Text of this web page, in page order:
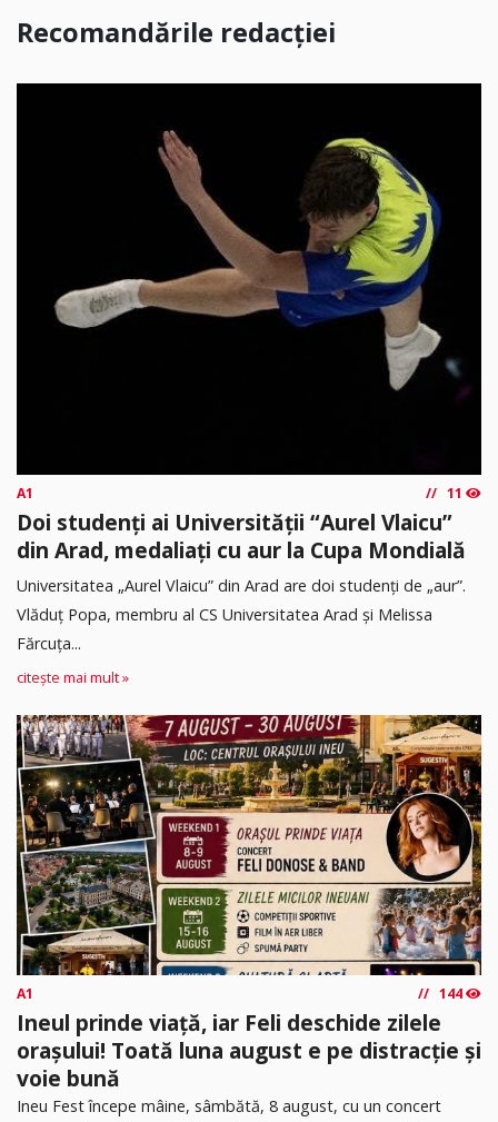
Recomandările redacției
A1 11
Doi studenți ai Universității “Aurel Vlaicu”
din Arad, medaliați cu aur la Cupa Mondială
Universitatea „Aurel Vlaicu” din Arad are doi studenți de „aur”.
Vlăduț Popa, membru al CS Universitatea Arad și Melissa
Fărcuța...
citește mai mult »
A1 144
Ineul prinde viață, iar Feli deschide zilele
orașului! Toată luna august e pe distracție și
voie bună
Ineu Fest începe mâine, sâmbătă, 8 august, cu un concert